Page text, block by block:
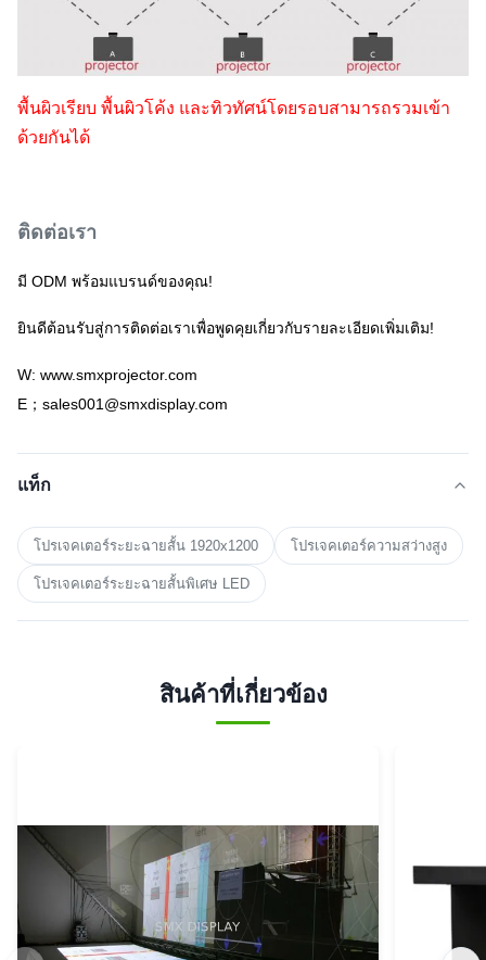
พื้นผิวเรียบ พื้นผิวโค้ง และทิวทัศน์โดยรอบสามารถรวมเข้า
ด้วยกันได้
ติดต่อเรา
มี ODM พร้อมแบรนด์ของคุณ!
ยินดีต้อนรับสู่การติดต่อเราเพื่อพูดคุยเกี่ยวกับรายละเอียดเพิ่มเติม!
W: www.smxprojector.com
E；sales001@smxdisplay.com
แท็ก
โปรเจคเตอร์ระยะฉายสั้น 1920x1200 โปรเจคเตอร์ความสว่างสูง
โปรเจคเตอร์ระยะฉายสั้นพิเศษ LED
สินค้าที่เกี่ยวข้อง